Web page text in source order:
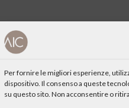
Per fornire le migliori esperienze,
dispositivo. Il consenso a queste
su questo sito. Non acconsentire o
“Non si guadagnava; non si
di Giosia (Unione degli